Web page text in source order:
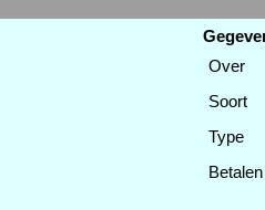
Over
Soort
Type
Betalen